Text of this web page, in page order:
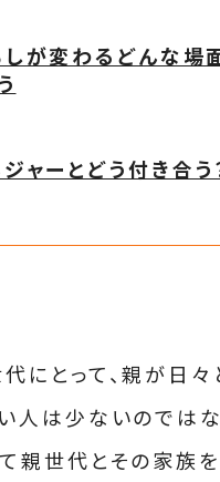
が変わるどんな場
ャーとどう付き合う
にとって、親が日
人は少ないのでは
親世代とその家族